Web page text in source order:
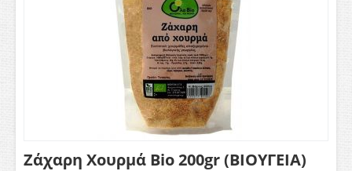
Ζάχαρη Χουρμά Bio 200gr (ΒΙΟΥΓΕΙΑ)